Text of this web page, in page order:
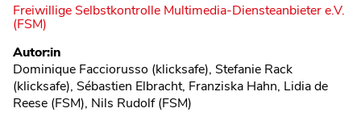
Freiwillige Selbstkontrolle Multimedia-Diensteanbieter e.V.
(FSM)
Metadaten
Autor:in
Dominique Facciorusso (klicksafe), Stefanie Rack
(klicksafe), Sébastien Elbracht, Franziska Hahn, Lidia de
Reese (FSM), Nils Rudolf (FSM)